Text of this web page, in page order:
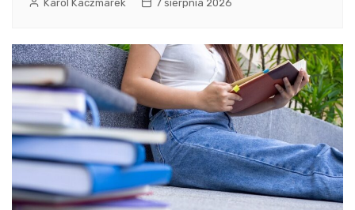
Karol Kaczmarek 7 sierpnia 2026